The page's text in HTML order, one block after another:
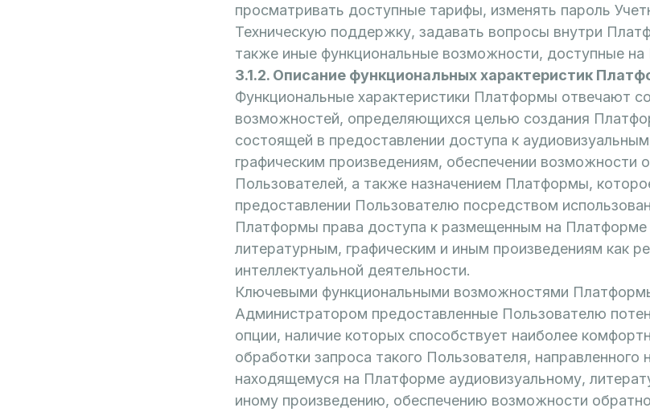
просматривать доступные тарифы, изменять пароль
Техническую поддержку, задавать вопросы внутри
также иные функциональные возможности, доступные
3.1.2. Описание функциональных характеристик
Функциональные характеристики Платформы отвечают
возможностей, определяющихся целью создания
состоящей в предоставлении доступа к
графическим произведениям, обеспечении возможности
Пользователей, а также назначением Платформы,
предоставлении Пользователю посредством
Платформы права доступа к размещенным на Платформе
литературным, графическим и иным произведениям как
интеллектуальной деятельности.
Ключевыми функциональными возможностями
Администратором предоставленные Пользователю
опции, наличие которых способствует наиболее
обработки запроса такого Пользователя, направленного
находящемуся на Платформе аудиовизуальному,
иному произведению, обеспечению возможности